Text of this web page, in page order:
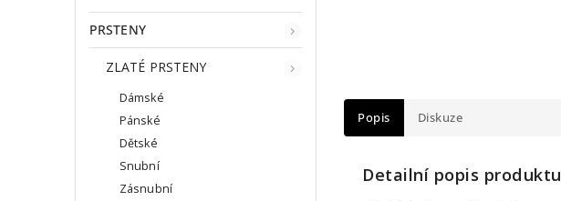
PRSTENY
ZLATÉ PRSTENY
Dámské
Pánské
Dětské
Snubní
Zásnubní
Popis Diskuze
Detailní popis produktu